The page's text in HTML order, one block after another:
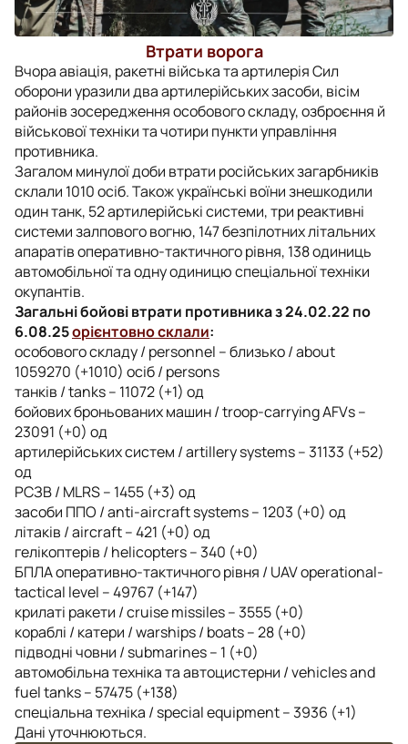
Втрати ворога
Вчора авіація, ракетні війська та артилерія Сил
оборони уразили два артилерійських засоби, вісім
районів зосередження особового складу, озброєння й
військової техніки та чотири пункти управління
противника.
Загалом минулої доби втрати російських загарбників
склали 1010 осіб. Також українські воїни знешкодили
один танк, 52 артилерійські системи, три реактивні
системи залпового вогню, 147 безпілотних літальних
апаратів оперативно-тактичного рівня, 138 одиниць
автомобільної та одну одиницю спеціальної техніки
окупантів.
Загальні бойові втрати противника з 24.02.22 по
6.08.25орієнтовно склали:
особового складу / personnel – близько / about
1059270 (+1010) осіб / persons
танків / tanks – 11072 (+1) од
бойових броньованих машин / troop-carrying AFVs –
23091 (+0) од
артилерійських систем / artillery systems – 31133 (+52)
од
РСЗВ / MLRS – 1455 (+3) од
засоби ППО / anti-aircraft systems – 1203 (+0) од
літаків / aircraft – 421 (+0) од
гелікоптерів / helicopters – 340 (+0)
БПЛА оперативно-тактичного рівня / UAV operational-
tactical level – 49767 (+147)
крилаті ракети / cruise missiles – 3555 (+0)
кораблі / катери / warships / boats – 28 (+0)
підводні човни / submarines – 1 (+0)
автомобільна техніка та автоцистерни / vehicles and
fuel tanks – 57475 (+138)
спеціальна техніка / special equipment – 3936 (+1)
Дані уточнюються.